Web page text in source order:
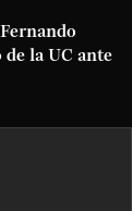
la UC ante